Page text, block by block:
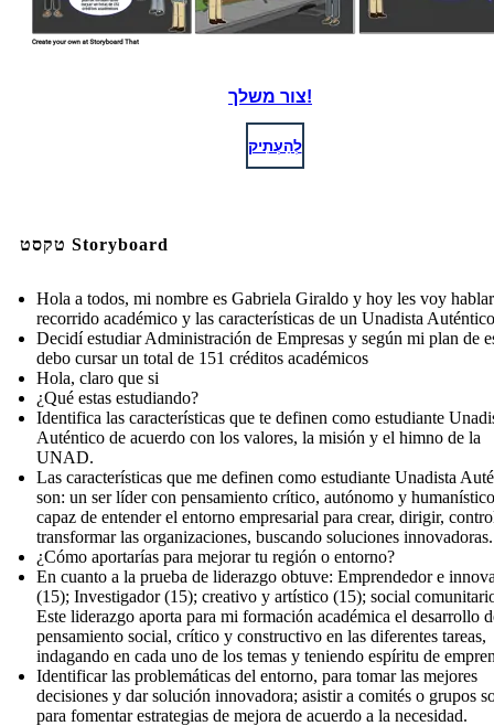
צור משלך!
לְהַעְתִיק
טקסט Storyboard
Hola a todos, mi nombre es Gabriela Giraldo y hoy les voy
recorrido académico y las características de un Unadista
Decidí estudiar Administración de Empresas y según mi plan de
debo cursar un total de 151 créditos académicos
Hola, claro que si
¿Qué estas estudiando?
Identifica las características que te definen como estudiante
Auténtico de acuerdo con los valores, la misión y el himno de la
UNAD.
Las características que me definen como estudiante Unadista
son: un ser líder con pensamiento crítico, autónomo y
capaz de entender el entorno empresarial para crear, dirigir,
transformar las organizaciones, buscando soluciones innovadoras.
¿Cómo aportarías para mejorar tu región o entorno?
En cuanto a la prueba de liderazgo obtuve: Emprendedor e
(15); Investigador (15); creativo y artístico (15); social
Este liderazgo aporta para mi formación académica el desarrollo
pensamiento social, crítico y constructivo en las diferentes tareas,
indagando en cada uno de los temas y teniendo espíritu de
Identificar las problemáticas del entorno, para tomar las mejores
decisiones y dar solución innovadora; asistir a comités o grupos
para fomentar estrategias de mejora de acuerdo a la necesidad.